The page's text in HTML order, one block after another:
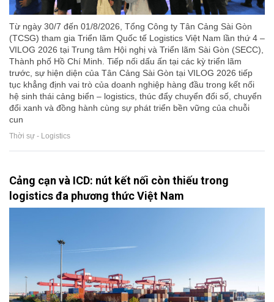
Từ ngày 30/7 đến 01/8/2026, Tổng Công ty Tân Cảng Sài Gòn
(TCSG) tham gia Triển lãm Quốc tế Logistics Việt Nam lần thứ 4 –
VILOG 2026 tại Trung tâm Hội nghị và Triển lãm Sài Gòn (SECC),
Thành phố Hồ Chí Minh. Tiếp nối dấu ấn tại các kỳ triển lãm
trước, sự hiện diện của Tân Cảng Sài Gòn tại VILOG 2026 tiếp
tục khẳng định vai trò của doanh nghiệp hàng đầu trong kết nối
hệ sinh thái cảng biển – logistics, thúc đẩy chuyển đổi số, chuyển
đổi xanh và đồng hành cùng sự phát triển bền vững của chuỗi
cun
Thời sự - Logistics
Cảng cạn và ICD: nút kết nối còn thiếu trong
logistics đa phương thức Việt Nam